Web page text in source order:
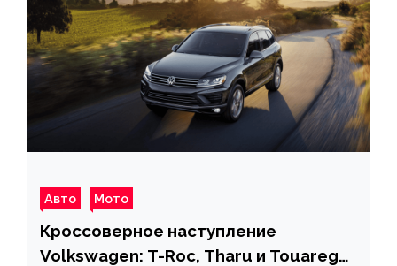
Авто Мото
Кроссоверное наступление
Volkswagen: T-Roc, Tharu и Touareg